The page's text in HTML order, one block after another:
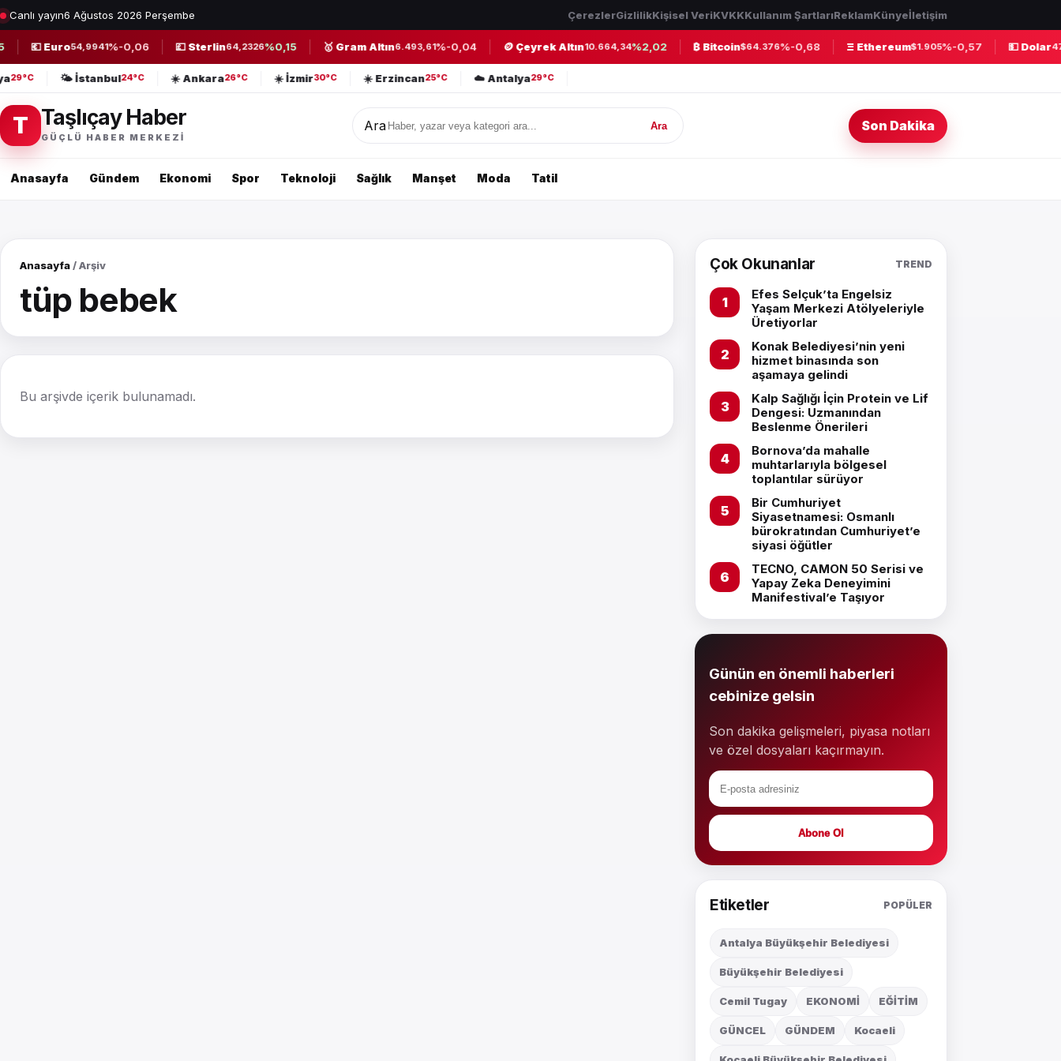
Canlı yayın6 Ağustos 2026 Perşembe ÇerezlerGizlilikKişisel VeriKVKKKullanım ŞartlarıReklamKünyeİletişim
💶 Euro54,9941%-0,06 💷 Sterlin64,2326%0,15 🥇 Gram Altın6.493,61 %-0,04 🪙 Çeyrek Altın10.664,34%2,02 ₿ Bitcoin$64.376%-0,68 Ξ Ethereum$1.905%-0,57 💵 Dolar
29°C 🌤️ İstanbul24°C ☀️ Ankara26°C ☀️ İzmir30°C ☀️ Erzincan25°C ☁️ Antalya29°C
T Taşlıçay Haber
GÜÇLÜ HABER MERKEZI
Ara Ara Son Dakika
Anasayfa Gündem Ekonomi Spor Teknoloji Sağlık Manşet Moda Tatil
Anasayfa/ Arşiv
tüp bebek
Bu arşivde içerik bulunamadı.
Çok Okunanlar TREND
Efes Selçuk’ta Engelsiz
Yaşam Merkezi Atölyeleriyle
Üretiyorlar
Konak Belediyesi’nin yeni
hizmet binasında son
aşamaya gelindi
Kalp Sağlığı İçin Protein ve Lif
Dengesi: Uzmanından
Beslenme Önerileri
Bornova’da mahalle
muhtarlarıyla bölgesel
toplantılar sürüyor
Bir Cumhuriyet
Siyasetnamesi: Osmanlı
bürokratından Cumhuriyet’e
siyasi öğütler
TECNO, CAMON 50 Serisi ve
Yapay Zeka Deneyimini
Manifestival’e Taşıyor
Günün en önemli haberleri
cebinize gelsin
Son dakika gelişmeleri, piyasa notları
ve özel dosyaları kaçırmayın.
Abone Ol
Etiketler POPÜLER
Antalya Büyükşehir Belediyesi
Büyükşehir Belediyesi
Cemil Tugay EKONOMİ EĞİTİM
GÜNCEL GÜNDEM Kocaeli